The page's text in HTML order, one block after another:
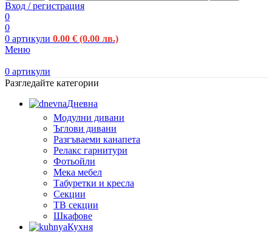
Вход / регистрация
0
0
0 артикули 0.00 € (0.00 лв.)
Меню
0 артикули
Разгледайте категории
Дневна
Модулни дивани
Ъглови дивани
Разгъваеми канапета
Релакс гарнитури
Фотьойли
Мека мебел
Табуретки и кресла
Секции
ТВ секции
Шкафове
Кухня